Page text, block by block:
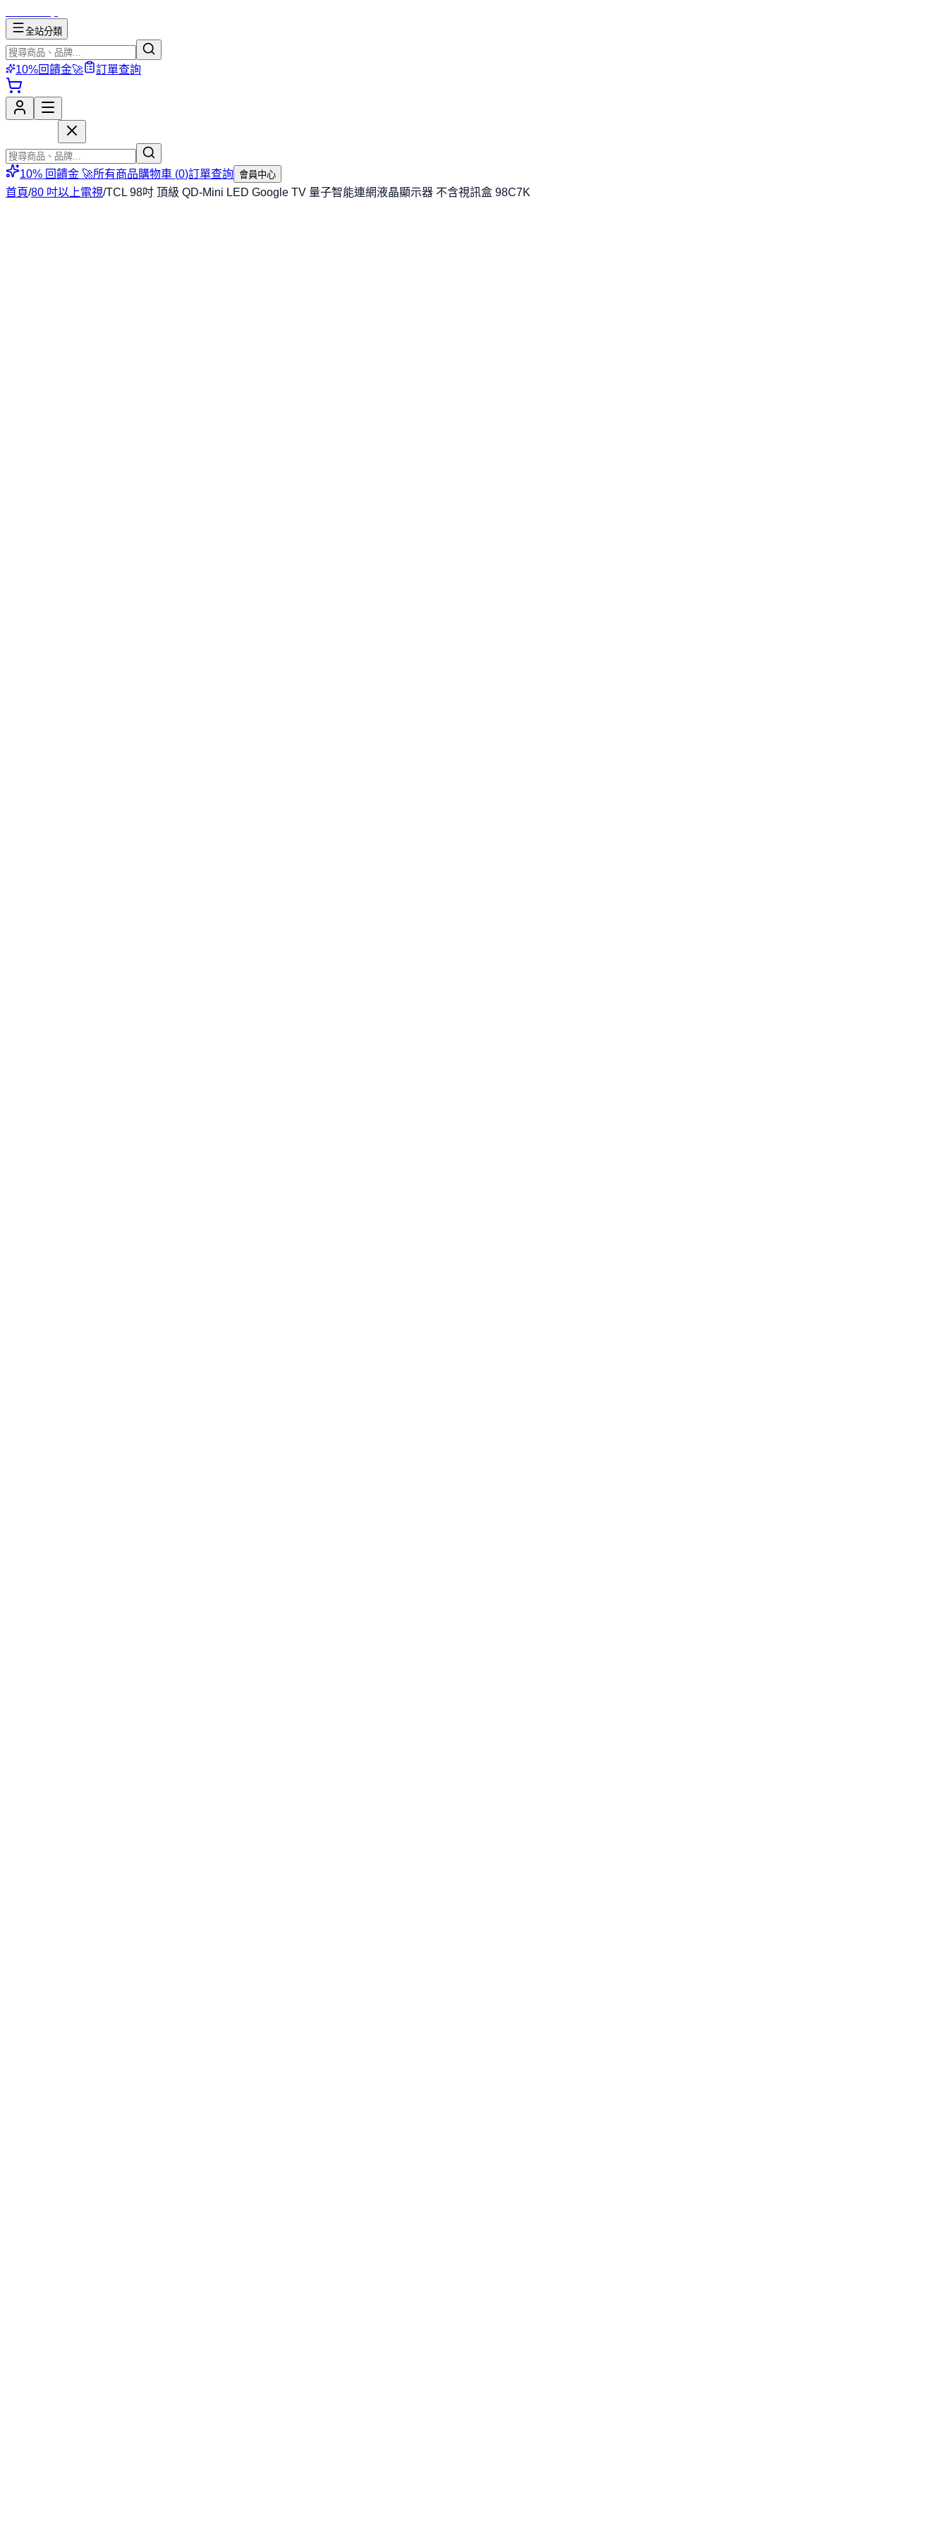
全站分類
10%回饋金🚀 訂單查詢
10% 回饋金 🚀所有商品購物車 (0)訂單查詢 會員中心
首頁/80 吋以上電視/TCL 98吋 頂級 QD-Mini LED Google TV 量子智能連網液晶顯示器 不含視訊盒 98C7K